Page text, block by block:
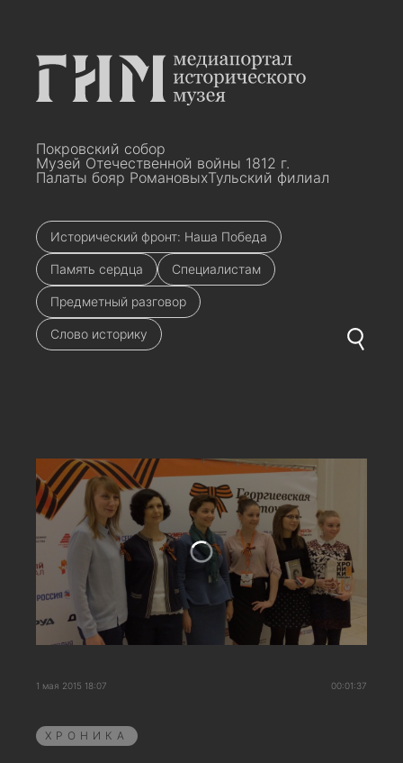
Покровский собор
Музей Отечественной войны 1812 г.
Палаты бояр РомановыхТульский филиал
Исторический фронт: Наша Победа
Память сердца Специалистам
Предметный разговор
Слово историку
1 мая 2015 18:07 00:01:37
ХРОНИКА